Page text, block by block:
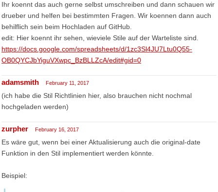
Ihr koennt das auch gerne selbst umschreiben und dann schauen wir
drueber und helfen bei bestimmten Fragen. Wir koennen dann auch
behilflich sein beim Hochladen auf GitHub.
edit: Hier koennt ihr sehen, wieviele Stile auf der Warteliste sind.
https://docs.google.com/spreadsheets/d/1zc3Sl4JU7Ltu0Q55-
OB0QYCJbYiguVXwpc_BzBLLZcA/edit#gid=0
adamsmith February 11, 2017
(ich habe die Stil Richtlinien hier, also brauchen nicht nochmal
hochgeladen werden)
zurpher February 16, 2017
Es wäre gut, wenn bei einer Aktualisierung auch die original-date
Funktion in den Stil implementiert werden könnte.
Beispiel: